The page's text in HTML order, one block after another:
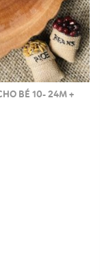
BÉ 10- 24M +